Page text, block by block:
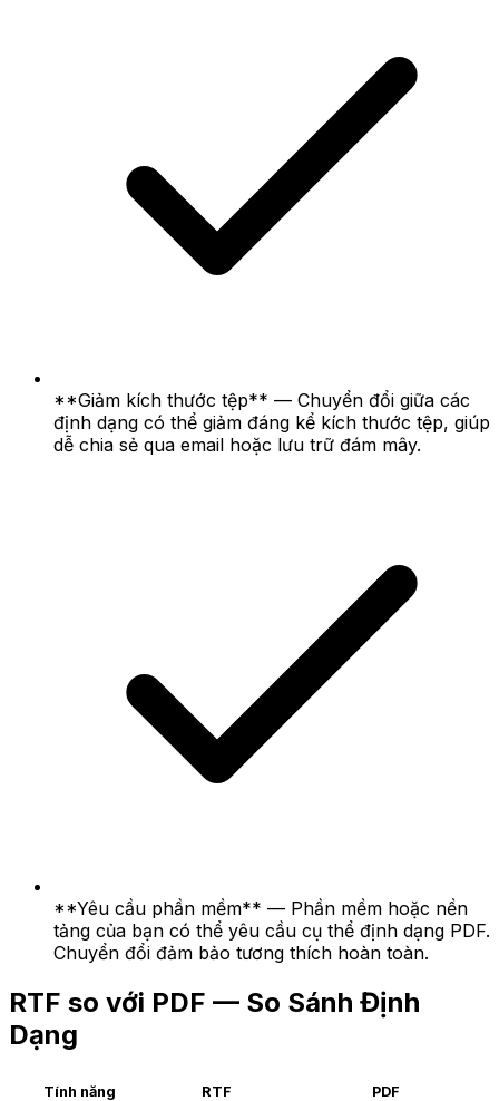
**Giảm kích thước tệp** — Chuyển đổi giữa các
định dạng có thể giảm đáng kể kích thước tệp, giúp
dễ chia sẻ qua email hoặc lưu trữ đám mây.
**Yêu cầu phần mềm** — Phần mềm hoặc nền
tảng của bạn có thể yêu cầu cụ thể định dạng PDF.
Chuyển đổi đảm bảo tương thích hoàn toàn.
RTF so với PDF — So Sánh Định
Dạng
Tính năng RTF PDF